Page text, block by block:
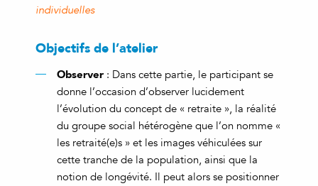
individuelles
Objectifs de l’atelier
Observer : Dans cette partie, le participant se
donne l’occasion d’observer lucidement
l’évolution du concept de « retraite », la réalité
du groupe social hétérogène que l’on nomme «
les retraité(e)s » et les images véhiculées sur
cette tranche de la population, ainsi que la
notion de longévité. Il peut alors se positionner